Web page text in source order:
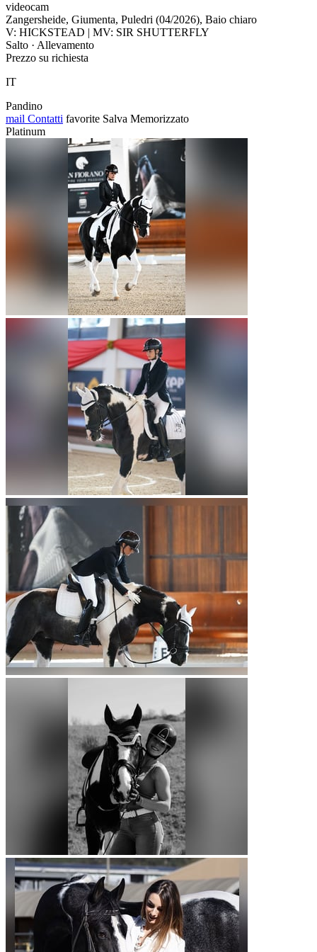
videocam
Zangersheide, Giumenta, Puledri (04/2026), Baio chiaro
V: HICKSTEAD | MV: SIR SHUTTERFLY
Salto · Allevamento
Prezzo su richiesta
IT
Pandino
mail Contatti favorite Salva Memorizzato
Platinum